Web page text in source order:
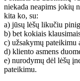
niekada neapims jokių
kita ko, su:
a) jūsų lėšų likučiu
b) bet kokiais
c) užsakymų pateikimu
d) kliento asmens
e) nurodymų dėl lėšų
pateikimu.